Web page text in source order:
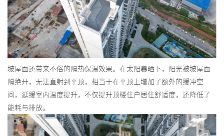
坡屋面还带来不俗的隔热保温效果。在太阳暴晒下，阳光被坡屋面
隔绝开，无法直射到平顶，相当于在平顶上增加了额外的缓冲空
间，延缓室内温度提升，不仅提升顶楼住户居住舒适度，还降低了
能耗与排放。